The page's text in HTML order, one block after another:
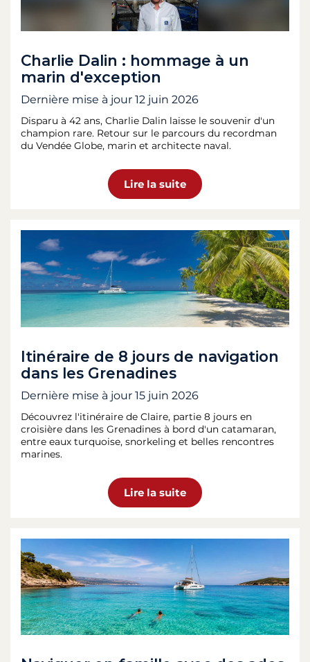
Charlie Dalin : hommage à un
marin d'exception
Dernière mise à jour 12 juin 2026
Disparu à 42 ans, Charlie Dalin laisse le souvenir d'un
champion rare. Retour sur le parcours du recordman
du Vendée Globe, marin et architecte naval.
Lire la suite
Itinéraire de 8 jours de navigation
dans les Grenadines
Dernière mise à jour 15 juin 2026
Découvrez l'itinéraire de Claire, partie 8 jours en
croisière dans les Grenadines à bord d'un catamaran,
entre eaux turquoise, snorkeling et belles rencontres
marines.
Lire la suite